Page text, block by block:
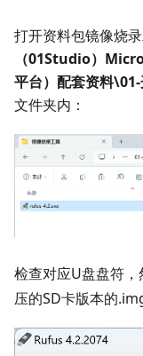
打开资料包镜像烧
（01Studio）
平台）配套资料
文件夹内：
检查对应U盘盘符，
压的SD卡版本的